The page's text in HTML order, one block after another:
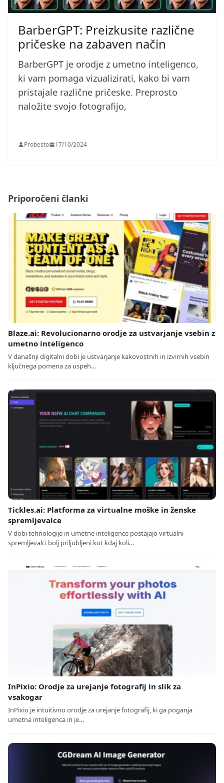
BarberGPT: Preizkusite različne
pričeske na zabaven način
BarberGPT je orodje z umetno inteligenco,
ki vam pomaga vizualizirati, kako bi vam
pristajale različne pričeske. Preprosto
naložite svojo fotografijo,
Probesto 17/10/2024
Priporočeni članki
Blaze.ai: Revolucionarno orodje za ustvarjanje vsebin z
umetno inteligenco
V današnji digitalni dobi je ustvarjanje kakovostnih in izvirnih vsebin
ključnega pomena za uspeh…
Tickles.ai: Platforma za virtualne moške in ženske
spremljevalce
V dobi tehnologije in umetne inteligence postajajo virtualni
spremljevalci bolj priljubljeni kot kdaj koli…
InPixio: Orodje za urejanje fotografij in slik za
vsakogar
InPixio je intuitivno orodje za urejanje fotografij, ki ga poganja
umetna inteligenca in je…